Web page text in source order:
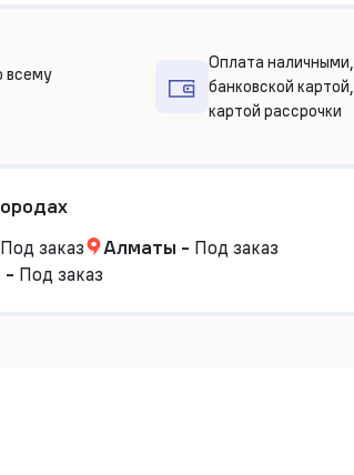
всему
Оплата наличными,
банковской картой,
картой рассрочки
Под заказ Алматы - Под заказ
- Под заказ